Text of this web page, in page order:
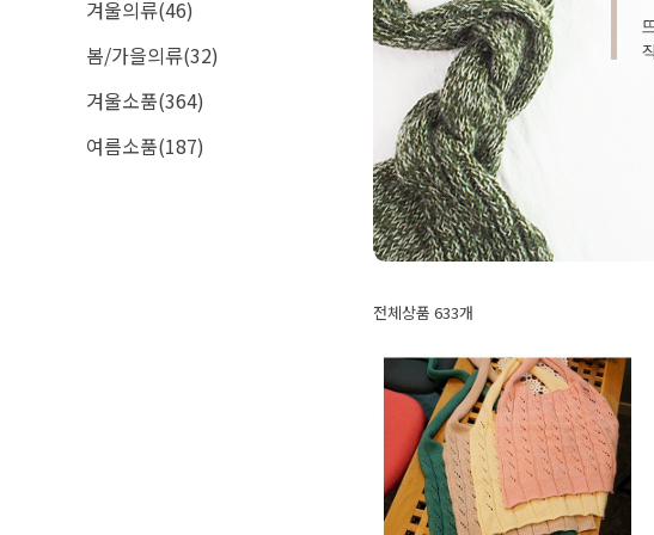
겨울의류(46)
봄/가을의류(32)
겨울소품(364)
여름소품(187)
전체상품 633개